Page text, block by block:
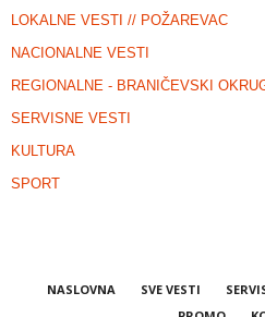
LOKALNE VESTI // POŽAREVAC
NACIONALNE VESTI
REGIONALNE - BRANIČEVSKI
SERVISNE VESTI
KULTURA
SPORT
NASLOVNA SVE VESTI